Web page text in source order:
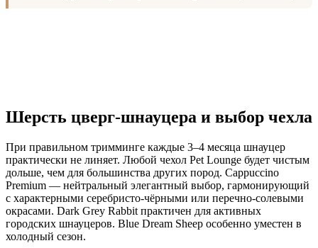
Шерсть цверг-шнауцера и выбор чехла
При правильном тримминге каждые 3–4 месяца шнауцер
практически не линяет. Любой чехол Pet Lounge будет чистым
дольше, чем для большинства других пород. Cappuccino
Premium — нейтральный элегантный выбор, гармонирующий
с характерными серебристо-чёрными или перечно-солевыми
окрасами. Dark Grey Rabbit практичен для активных
городских шнауцеров. Blue Dream Sheep особенно уместен в
холодный сезон.